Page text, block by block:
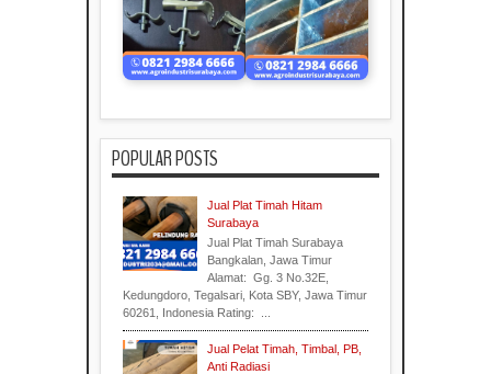
POPULAR POSTS
Jual Plat Timah Hitam
Surabaya
Jual Plat Timah Surabaya
Bangkalan, Jawa Timur
Alamat: Gg. 3 No.32E,
Kedungdoro, Tegalsari, Kota SBY, Jawa Timur
60261, Indonesia Rating: ...
Jual Pelat Timah, Timbal, PB,
Anti Radiasi